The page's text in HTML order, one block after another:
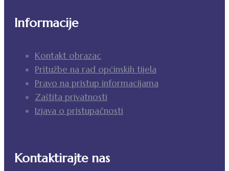
Informacije
Kontakt obrazac
Pritužbe na rad općinskih tijela
Pravo na pristup informacijama
Zaštita privatnosti
Izjava o pristupačnosti
Kontaktirajte nas